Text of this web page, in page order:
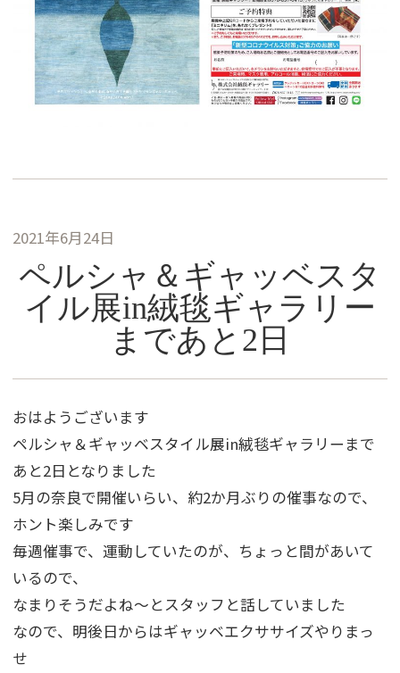
2021年6月24日
ペルシャ＆ギャッベスタ
イル展in絨毯ギャラリー
まであと2日
おはようございます
ペルシャ＆ギャッベスタイル展in絨毯ギャラリーまで
あと2日となりました
5月の奈良で開催いらい、約2か月ぶりの催事なので、
ホント楽しみです
毎週催事で、運動していたのが、ちょっと間があいて
いるので、
なまりそうだよね～とスタッフと話していました
なので、明後日からはギャッベエクササイズやりまっ
せ